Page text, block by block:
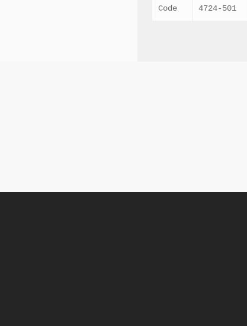
Code 4724-501